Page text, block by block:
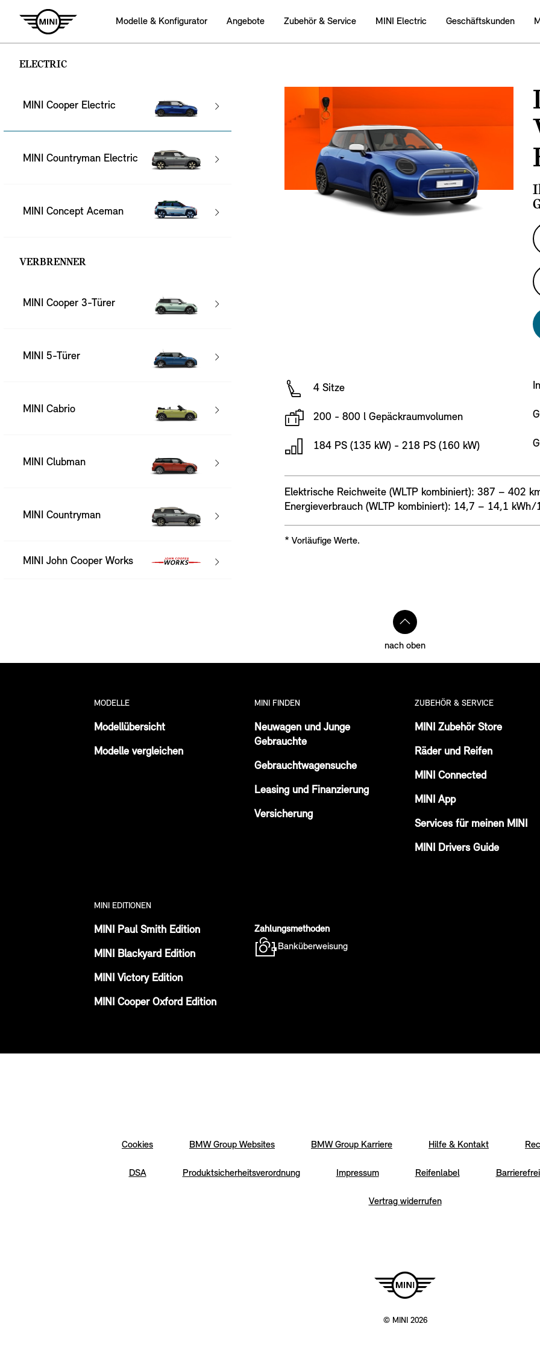
Modelle & Konfigurator Angebote Zubehӧr & Service MINI Electric Geschäftskunden
ELECTRIC
MINI Cooper Electric
MINI Countryman Electric
MINI Concept Aceman
VERBRENNER
MINI Cooper 3-Türer
MINI 5-Türer
MINI Cabrio
MINI Clubman
MINI Countryman
MINI John Cooper Works
4 Sitze
200 - 800 l Gepäckraumvolumen
184 PS (135 kW) - 218 PS (160 kW)
Elektrische Reichweite (WLTP kombiniert): 387 – 402
Energieverbrauch (WLTP kombiniert): 14,7 – 14,1
* Vorläufige Werte.
nach oben
MODELLE
Modellübersicht
Modelle vergleichen
MINI FINDEN
Neuwagen und Junge
Gebrauchte
Gebrauchtwagensuche
Leasing und Finanzierung
Versicherung
ZUBEHÖR & SERVICE
MINI Zubehör Store
Räder und Reifen
MINI Connected
MINI App
Services für meinen MINI
MINI Drivers Guide
MINI EDITIONEN
MINI Paul Smith Edition
MINI Blackyard Edition
MINI Victory Edition
MINI Cooper Oxford Edition
Zahlungsmethoden
Banküberweisung
Cookies BMW Group Websites BMW Group Karriere Hilfe & Kontakt
DSA Produktsicherheitsverordnung Impressum Reifenlabel
Vertrag widerrufen
© MINI 2026